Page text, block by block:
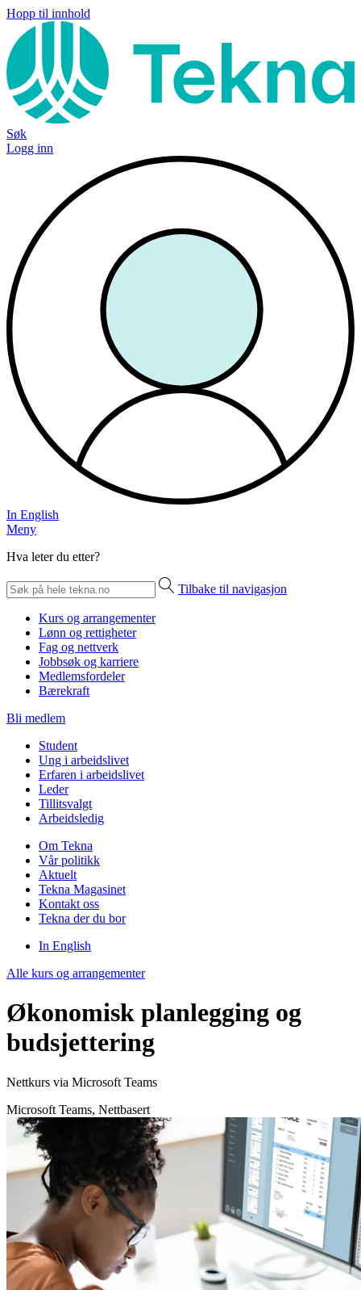
Hopp til innhold
Søk
Logg inn
In English
Meny
Hva leter du etter?
Tilbake til navigasjon
Kurs og arrangementer
Lønn og rettigheter
Fag og nettverk
Jobbsøk og karriere
Medlemsfordeler
Bærekraft
Bli medlem
Student
Ung i arbeidslivet
Erfaren i arbeidslivet
Leder
Tillitsvalgt
Arbeidsledig
Om Tekna
Vår politikk
Aktuelt
Tekna Magasinet
Kontakt oss
Tekna der du bor
In English
Alle kurs og arrangementer
Økonomisk planlegging og
budsjettering
Nettkurs via Microsoft Teams
Microsoft Teams, Nettbasert